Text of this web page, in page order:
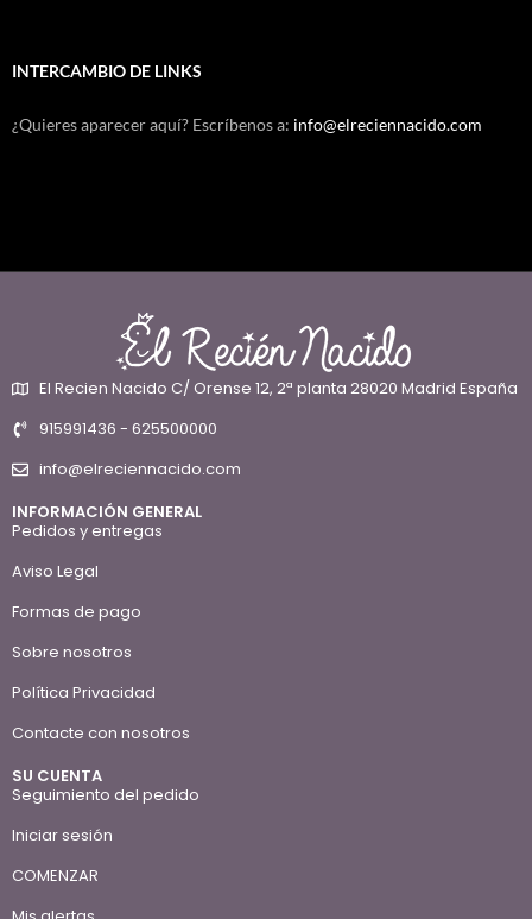
INTERCAMBIO DE LINKS
¿Quieres aparecer aquí? Escríbenos a: info@elreciennacido.com
El Recien Nacido C/ Orense 12, 2ª planta 28020 Madrid España
915991436 - 625500000
info@elreciennacido.com
INFORMACIÓN GENERAL
Pedidos y entregas
Aviso Legal
Formas de pago
Sobre nosotros
Política Privacidad
Contacte con nosotros
SU CUENTA
Seguimiento del pedido
Iniciar sesión
COMENZAR